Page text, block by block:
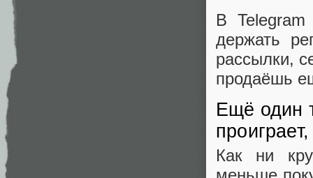
В
держать
рассылки,
продаёшь
Ещё один
Как ни